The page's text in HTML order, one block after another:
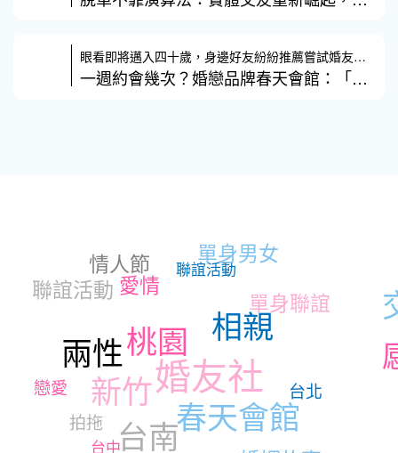
眼看即將邁入四十歲，身邊好友紛紛推薦嘗試婚友社，但對許多人來說，約會
一週約會幾次？婚戀品牌春天會館：「留白」成關係穩定
婚友社
相親
春天會館
台北
桃園
新竹
台中台南
聯誼活動
兩性
愛情
聯誼活動
拍拖
單身聯誼
情人節
戀愛
單身男女